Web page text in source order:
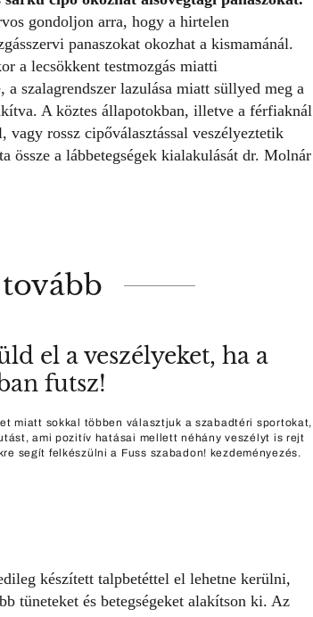
gondoljon arra, hogy a hirtelen
panaszokat okozhat a kismamánál.
a lecsökkent testmozgás miatti
szalagrendszer lazulása miatt süllyed meg a
A köztes állapotokban, illetve a férfiaknál
vagy rossz cipőválasztással veszélyeztetik
össze a lábbetegségek kialakulását dr. Molnár
el a veszélyeket, ha a
futsz!
miatt sokkal többen választjuk a szabadtéri sportokat,
ami pozitív hatásai mellett néhány veszélyt is rejt
segít felkészülni a Fuss szabadon! kezdeményezés.
készített talpbetéttel el lehetne kerülni,
tüneteket és betegségeket alakítson ki. Az